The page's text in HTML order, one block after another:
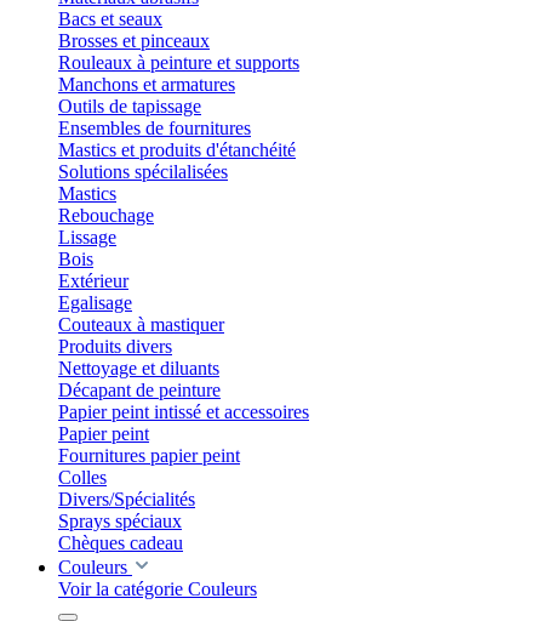
Bacs et seaux
Brosses et pinceaux
Rouleaux à peinture et supports
Manchons et armatures
Outils de tapissage
Ensembles de fournitures
Mastics et produits d'étanchéité
Solutions spécilalisées
Mastics
Rebouchage
Lissage
Bois
Extérieur
Egalisage
Couteaux à mastiquer
Produits divers
Nettoyage et diluants
Décapant de peinture
Papier peint intissé et accessoires
Papier peint
Fournitures papier peint
Colles
Divers/Spécialités
Sprays spéciaux
Chèques cadeau
Couleurs
Voir la catégorie Couleurs